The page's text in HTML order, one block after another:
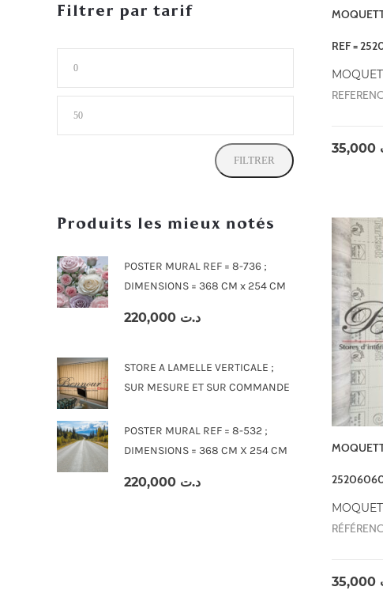
REF =
25206060
Filtrer par tarif
FILTRER
Produits les mieux notés
POSTER MURAL REF = 8-736 ;
DIMENSIONS = 368 CM x 254 CM
د.ت
STORE A LAMELLE VERTICALE ;
SUR MESURE ET SUR COMMANDE
POSTER MURAL REF = 8-532 ;
DIMENSIONS = 368 CM X 254 CM
د.ت